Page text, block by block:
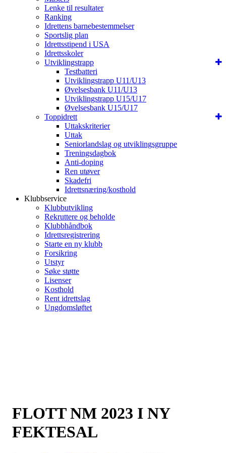
Lenke til resultater
Ranking
Idrettens barnebestemmelser
Sportslig plan
Idrettsstipend i USA
Idrettsskoler
Utviklingstrapp
Testbatteri
Utviklingstrapp U11/U13
Øvelsesbank U11/U13
Utviklingstrapp U15/U17
Øvelsesbank U15/U17
Toppidrett
Uttakskriterier
Uttak
Seniorlandslag og utviklingsgruppe
Treningsdagbok
Anti-doping
Ren utøver
Skadefri
Idrettsnæring/kosthold
Klubbservice
Klubbutvikling
Rekruttere og beholde
Klubbhåndbok
Idrettsregistrering
Starte en ny klubb
Forsikring
Utstyr
Søke støtte
Lisenser
Kosthold
Rent idrettslag
Ungdomsløftet
FLOTT NM 2023 I NY
FEKTESAL